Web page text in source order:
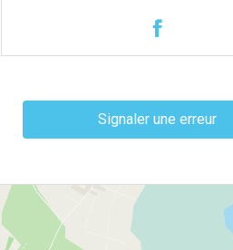
Signaler une erreur